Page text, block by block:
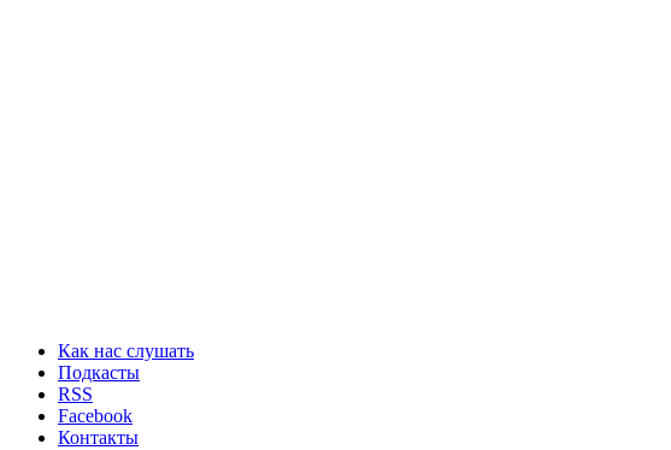
Как нас слушать
Подкасты
RSS
Facebook
Контакты